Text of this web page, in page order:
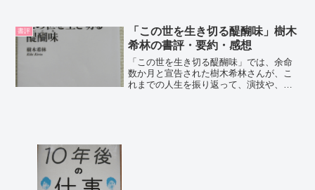
スにたどりつくまでの実話です。ミシェ
ル・オバマさんのバイオグ...
書評
「この世を生き切る醍醐味」樹木
希林の書評・要約・感想
「この世を生き切る醍醐味」では、余命
数か月と宣告された樹木希林さんが、こ
れまでの人生を振り返って、演技や、夫